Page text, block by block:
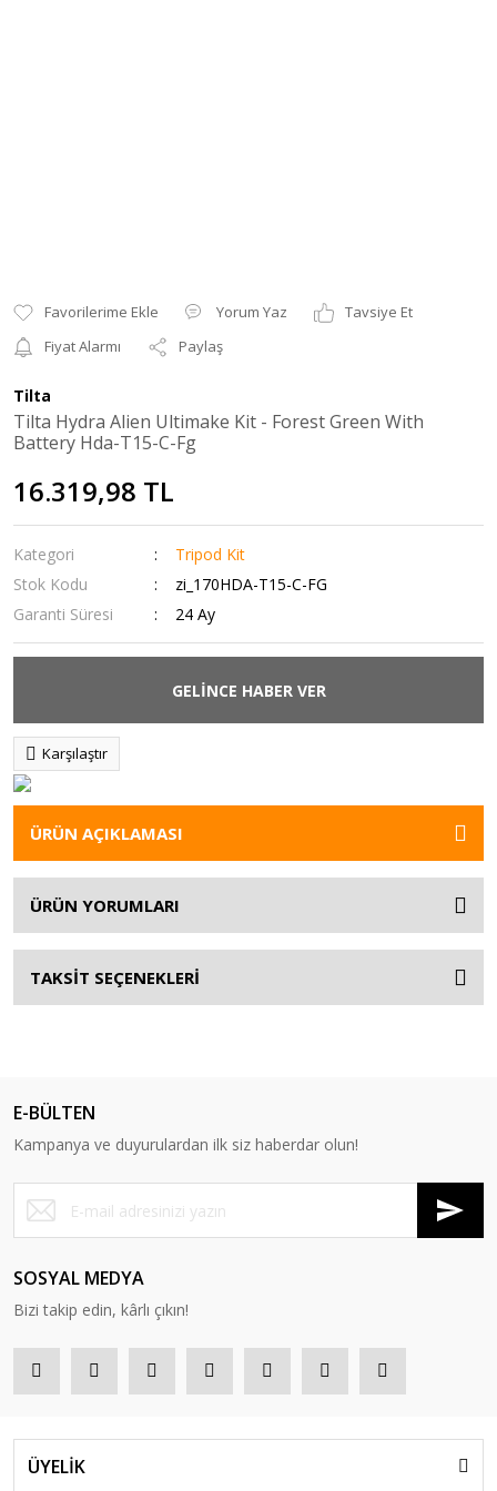
Yorum Yaz
Tavsiye Et
Fiyat Alarmı
Paylaş
Tilta
Tilta Hydra Alien Ultimake Kit - Forest Green With
Battery Hda-T15-C-Fg
16.319,98 TL
Kategori
Tripod Kit
Stok Kodu
zi_170HDA-T15-C-FG
Garanti Süresi
24 Ay
GELİNCE HABER VER
Karşılaştır
ÜRÜN AÇIKLAMASI
ÜRÜN YORUMLARI
TAKSİT SEÇENEKLERİ
E-BÜLTEN
Kampanya ve duyurulardan ilk siz haberdar olun!
SOSYAL MEDYA
Bizi takip edin, kârlı çıkın!
ÜYELİK